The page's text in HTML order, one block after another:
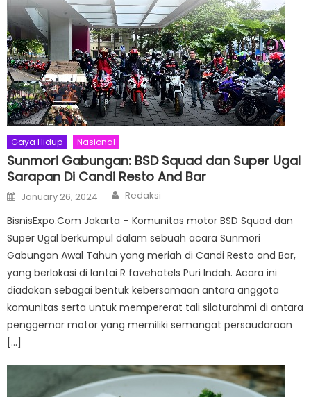
Gaya Hidup Nasional
Sunmori Gabungan: BSD Squad dan Super Ugal
Sarapan Di Candi Resto And Bar
Posted
on
January 26, 2024 Author
Redaksi
BisnisExpo.Com Jakarta – Komunitas motor BSD Squad dan
Super Ugal berkumpul dalam sebuah acara Sunmori
Gabungan Awal Tahun yang meriah di Candi Resto and Bar,
yang berlokasi di lantai R favehotels Puri Indah. Acara ini
diadakan sebagai bentuk kebersamaan antara anggota
komunitas serta untuk mempererat tali silaturahmi di antara
penggemar motor yang memiliki semangat persaudaraan
[…]